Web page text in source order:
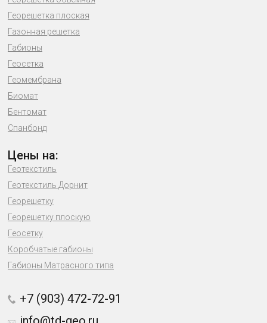
Георешетка плоская
Газонная решетка
Габионы
Геосетка
Геомембрана
Биомат
Бентомат
Спанбонд
Цены на:
Геотекстиль
Геотекстиль Дорнит
Георешетку
Георешетку плоскую
Геосетку
Коробчатые габионы
Габионы Матрасного типа
+7 (903) 472-72-91